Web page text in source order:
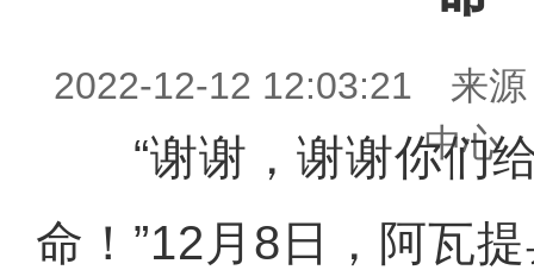
2022-12-12 12:03:21 来源
中心
“谢谢，谢谢你们给
命！”12月8日，阿瓦